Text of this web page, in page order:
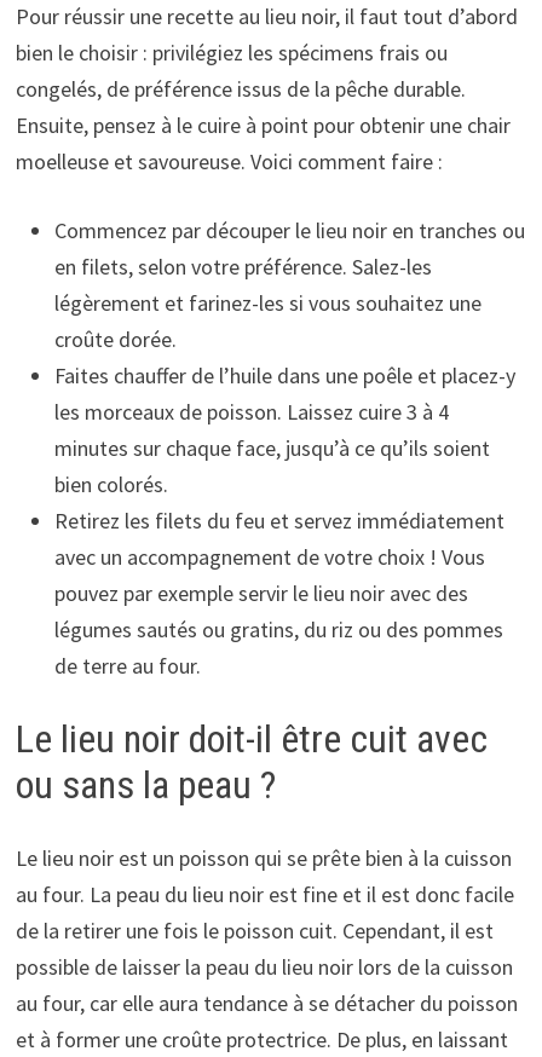
Pour réussir une recette au lieu noir, il faut tout d’abord
bien le choisir : privilégiez les spécimens frais ou
congelés, de préférence issus de la pêche durable.
Ensuite, pensez à le cuire à point pour obtenir une chair
moelleuse et savoureuse. Voici comment faire :
Commencez par découper le lieu noir en tranches ou
en filets, selon votre préférence. Salez-les
légèrement et farinez-les si vous souhaitez une
croûte dorée.
Faites chauffer de l’huile dans une poêle et placez-y
les morceaux de poisson. Laissez cuire 3 à 4
minutes sur chaque face, jusqu’à ce qu’ils soient
bien colorés.
Retirez les filets du feu et servez immédiatement
avec un accompagnement de votre choix ! Vous
pouvez par exemple servir le lieu noir avec des
légumes sautés ou gratins, du riz ou des pommes
de terre au four.
Le lieu noir doit-il être cuit avec
ou sans la peau ?
Le lieu noir est un poisson qui se prête bien à la cuisson
au four. La peau du lieu noir est fine et il est donc facile
de la retirer une fois le poisson cuit. Cependant, il est
possible de laisser la peau du lieu noir lors de la cuisson
au four, car elle aura tendance à se détacher du poisson
et à former une croûte protectrice. De plus, en laissant